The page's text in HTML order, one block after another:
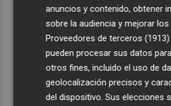
Recibe toda la
Plaza Podcast en
Quiero
anuncios y contenido, obtener
sobre la audiencia y mejorar
Proveedores de terceros (1913)
pueden procesar sus datos
otros fines, incluido el uso de
geolocalización precisos y
del dispositivo. Sus elecciones